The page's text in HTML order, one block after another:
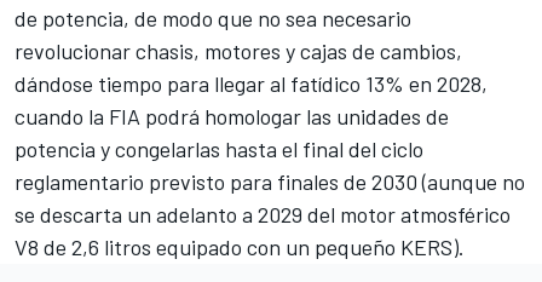
de potencia, de modo que no sea necesario
revolucionar chasis, motores y cajas de cambios,
dándose tiempo para llegar al fatídico 13% en 2028,
cuando la FIA podrá homologar las unidades de
potencia y congelarlas hasta el final del ciclo
reglamentario previsto para finales de 2030 (aunque no
se descarta un adelanto a 2029 del motor atmosférico
V8 de 2,6 litros equipado con un pequeño KERS).